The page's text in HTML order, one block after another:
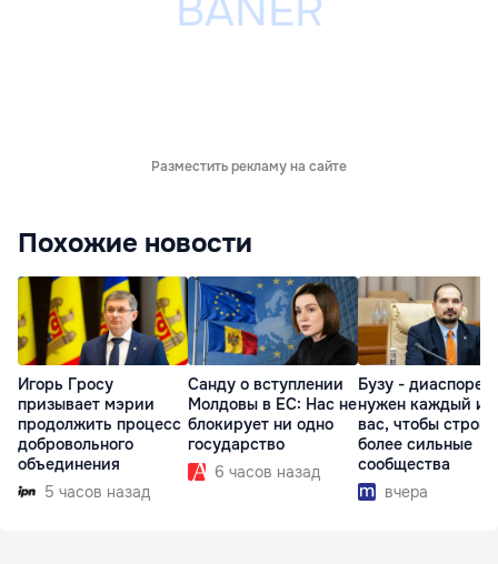
Разместить рекламу на сайте
Похожие новости
Игорь Гросу
призывает мэрии
продолжить процесс
добровольного
объединения
5 часов назад
Санду о вступлении
Молдовы в ЕС: Нас не
блокирует ни одно
государство
6 часов назад
Бузу - диаспоре:
нужен каждый из
вас, чтобы
более сильные
сообщества
вчера